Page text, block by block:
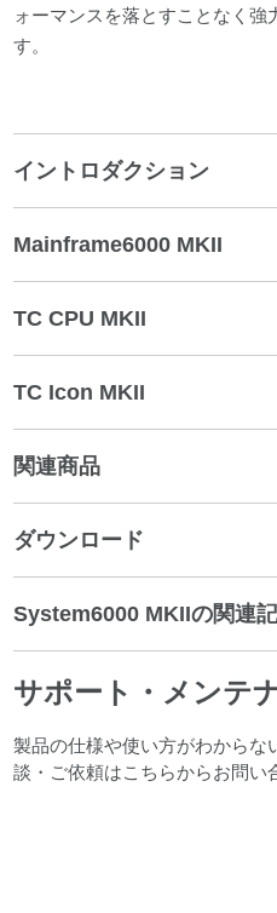
ォーマンスを落とすことなく強
す。
イントロダクション
Mainframe6000 MKII
TC CPU MKII
TC Icon MKII
関連商品
ダウンロード
System6000 MKIIの関連
サポート・メンテ
製品の仕様や使い方がわからな
談・ご依頼はこちらからお問い